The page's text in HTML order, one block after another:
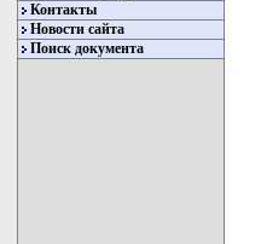
Контакты
Новости сайта
Поиск документа